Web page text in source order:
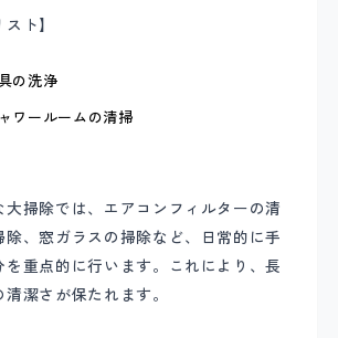
ト】
の洗浄
ワールームの清掃
大掃除では、エアコンフィルターの清
除、窓ガラスの掃除など、日常的に手
を重点的に行います。これにより、長
潔さが保たれます。